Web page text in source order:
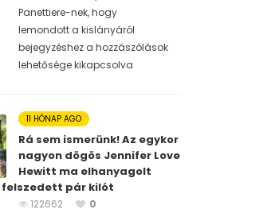
Panettiere-nek, hogy
lemondott a kislányáról
bejegyzéshez a hozzászólások
lehetősége kikapcsolva
11 HÓNAP AGO
Rá sem ismerünk! Az egykor
nagyon dögös Jennifer Love
Hewitt ma elhanyagolt
felszedett pár kilót
122662
0